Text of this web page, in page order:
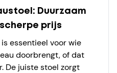
Duurzaam
prijs
essentieel voor wie
doorbrengt, of dat
De juiste stoel zorgt